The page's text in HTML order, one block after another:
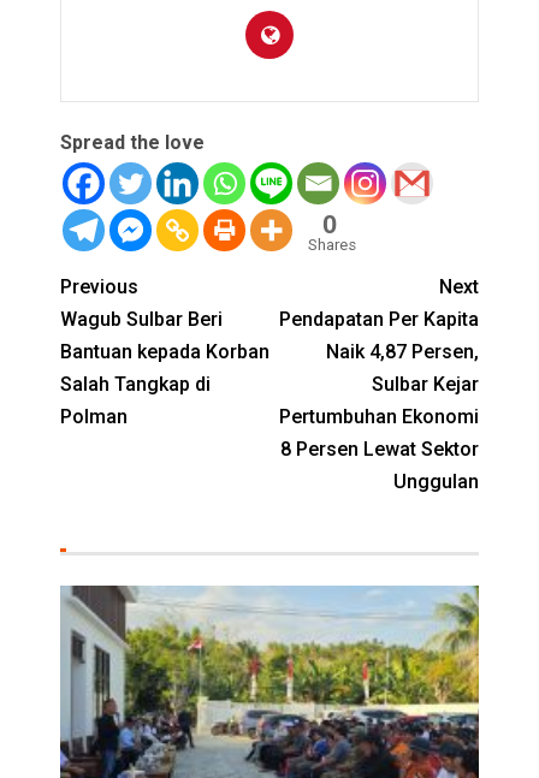
Spread the love
0
Shares
Previous
Wagub Sulbar Beri
Bantuan kepada Korban
Salah Tangkap di
Polman
Next
Pendapatan Per Kapita
Naik 4,87 Persen,
Sulbar Kejar
Pertumbuhan Ekonomi
8 Persen Lewat Sektor
Unggulan